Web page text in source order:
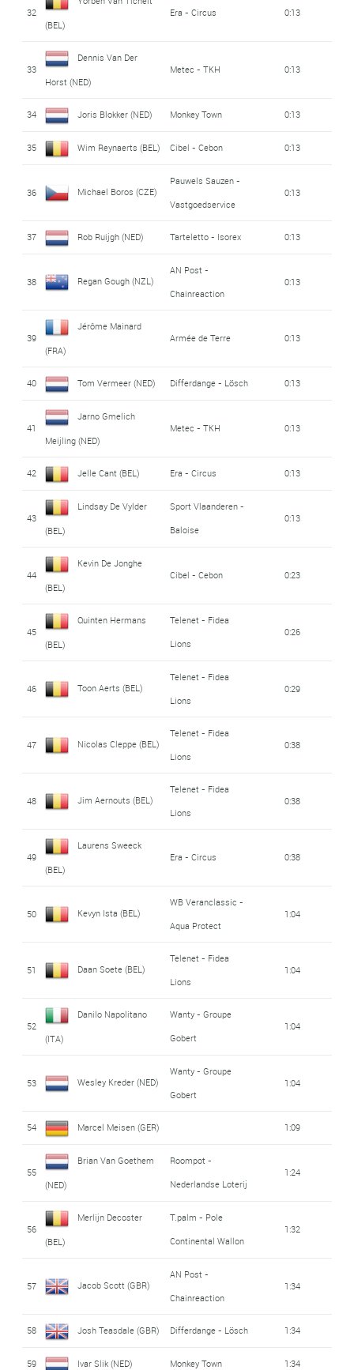
32
(BEL)
Era - Circus 0:13
33
Dennis Van Der
Horst (NED)
Metec - TKH 0:13
34 Joris Blokker (NED) Monkey Town 0:13
35 Wim Reynaerts (BEL) Cibel - Cebon 0:13
36 Michael Boros (CZE)
Pauwels Sauzen -
Vastgoedservice
0:13
37 Rob Ruijgh (NED) Tarteletto - Isorex 0:13
38 Regan Gough (NZL)
AN Post -
Chainreaction
0:13
39
Jérôme Mainard
(FRA)
Armée de Terre 0:13
40 Tom Vermeer (NED) Differdange - Lösch 0:13
41
Jarno Gmelich
Meijling (NED)
Metec - TKH 0:13
42 Jelle Cant (BEL) Era - Circus 0:13
43
Lindsay De Vylder
(BEL)
Sport Vlaanderen -
Baloise
0:13
44
Kevin De Jonghe
(BEL)
Cibel - Cebon 0:23
45
Quinten Hermans
(BEL)
Telenet - Fidea
Lions
0:26
46 Toon Aerts (BEL)
Telenet - Fidea
Lions
0:29
47 Nicolas Cleppe (BEL)
Telenet - Fidea
Lions
0:38
48 Jim Aernouts (BEL)
Telenet - Fidea
Lions
0:38
49
Laurens Sweeck
(BEL)
Era - Circus 0:38
50 Kevyn Ista (BEL)
WB Veranclassic -
Aqua Protect
1:04
51 Daan Soete (BEL)
Telenet - Fidea
Lions
1:04
52
Danilo Napolitano
(ITA)
Wanty - Groupe
Gobert
1:04
53 Wesley Kreder (NED)
Wanty - Groupe
Gobert
1:04
54 Marcel Meisen (GER) 1:09
55
Brian Van Goethem
(NED)
Roompot -
Nederlandse Loterij
1:24
56
Merlijn Decoster
(BEL)
T.palm - Pole
Continental Wallon
1:32
57 Jacob Scott (GBR)
AN Post -
Chainreaction
1:34
58 Josh Teasdale (GBR) Differdange - Lösch 1:34
59 Ivar Slik (NED) Monkey Town 1:34